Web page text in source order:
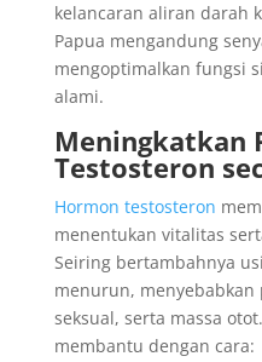
kelancaran aliran darah
Papua mengandung
mengoptimalkan fungsi
alami.
Meningkatkan
Testosteron
Hormon testosteron
menentukan vitalitas
Seiring bertambahnya
menurun,
seksual, serta massa
membantu dengan cara: